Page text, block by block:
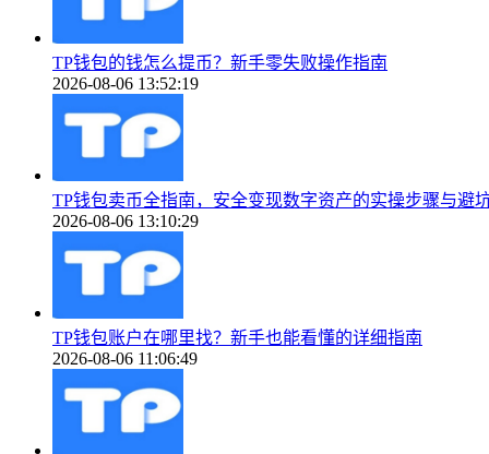
TP钱包的钱怎么提币？新手零失败操作指南
2026-08-06 13:52:19
TP钱包卖币全指南，安全变现数字资产的实操步骤与避
2026-08-06 13:10:29
TP钱包账户在哪里找？新手也能看懂的详细指南
2026-08-06 11:06:49